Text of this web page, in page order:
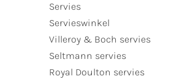
Servies
Servieswinkel
Villeroy & Boch servies
Seltmann servies
Royal Doulton servies